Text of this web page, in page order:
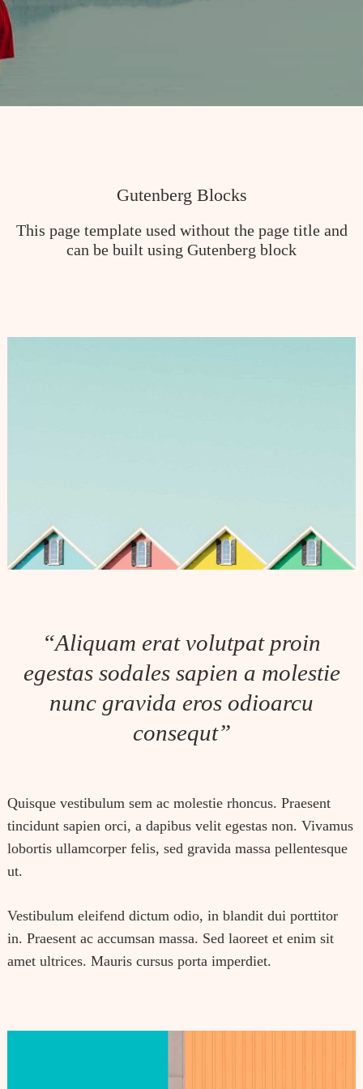
Gutenberg Blocks
This page template used without the page title and
can be built using Gutenberg block
“Aliquam erat volutpat proin
egestas sodales sapien a molestie
nunc gravida eros odioarcu
consequt”
Quisque vestibulum sem ac molestie rhoncus. Praesent
tincidunt sapien orci, a dapibus velit egestas non. Vivamus
lobortis ullamcorper felis, sed gravida massa pellentesque
ut.
Vestibulum eleifend dictum odio, in blandit dui porttitor
in. Praesent ac accumsan massa. Sed laoreet et enim sit
amet ultrices. Mauris cursus porta imperdiet.